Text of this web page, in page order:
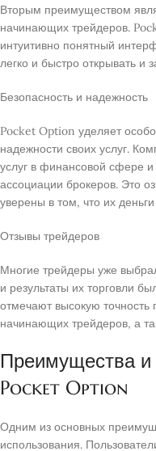
Вторым преимуществом
начинающих трейдеров.
интуитивно понятный
легко и быстро открывать и
Безопасность и надежность
Pocket Option уделяет
надежности своих услуг.
услуг в финансовой сфере
ассоциации брокеров. Это
уверены в том, что их
Отзывы трейдеров
Многие трейдеры уже
и результаты их торговли
отмечают высокую точность
начинающих трейдеров, а
Преимущества
Pocket Option
Одним из основных
использования.